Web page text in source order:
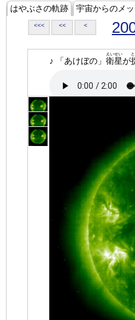
はやぶさの軌跡 宇宙からのメ
<<< << <
♪ 「あけぼの」 衛星
えいせい
が